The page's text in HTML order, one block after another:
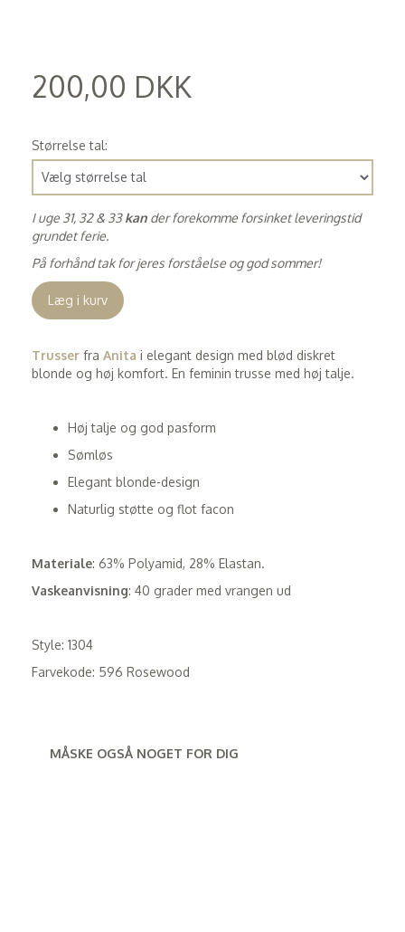
200,00 DKK
Størrelse tal:
I uge 31, 32 & 33kan der forekomme forsinket leveringstid
grundet ferie.
På forhånd tak for jeres forståelse og god sommer!
Læg i kurv
Trusser fra Anita i elegant design med blød diskret
blonde og høj komfort. En feminin trusse med høj talje.
Høj talje og god pasform
Sømløs
Elegant blonde-design
Naturlig støtte og flot facon
Materiale: 63% Polyamid, 28% Elastan.
Vaskeanvisning: 40 grader med vrangen ud
Style: 1304
Farvekode: 596 Rosewood
MÅSKE OGSÅ NOGET FOR DIG